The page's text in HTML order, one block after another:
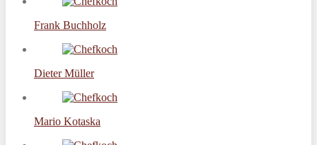
Frank Buchholz
Dieter Müller
Mario Kotaska